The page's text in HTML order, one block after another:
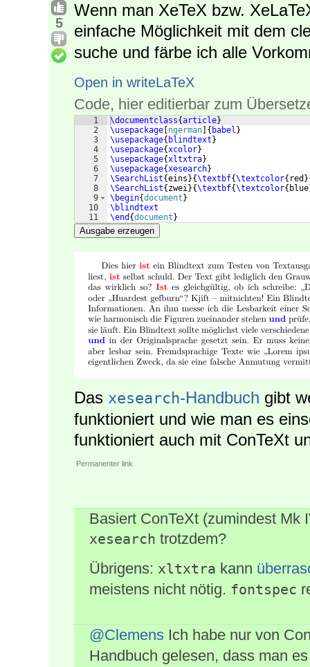
5
Wenn man XeTeX bzw.
einfache Möglichkeit mit dem
suche und färbe ich alle
Open in writeLaTeX
Code, hier editierbar zum
1
2
3
4
5
6
7
8
9
10
11
\documentclass{article}
\usepackage ngerman { babel }
\usepackage{ blindtext }
\usepackage{xcolor}
\usepackage{xltxtra}
\usepackage{xesearch}
\SearchList{eins }{\textbf{\textcolor{ red }
\SearchList{ zwei}{\textbf{\textcolor{ blue
\begin{document }
\blindtext
\end {document }
Ausgabe erzeugen
Das xesearch-Handbuch gibt
funktioniert und wie man es
funktioniert auch mit ConTeXt
Permanenter link
Basiert ConTeXt (zumindest Mk
xesearch trotzdem?
Übrigens: xltxtra kann
meistens nicht nötig. fontspec
@Clemens Ich habe nur von
Handbuch gelesen, dass man